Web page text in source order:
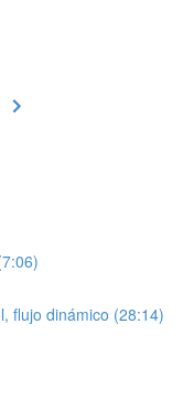
flujo dinámico (28:14)